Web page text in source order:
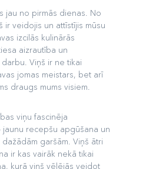
jau no pirmās dienas. No
ir veidojis un attīstījis mūsu
izcilās kulinārās
aizrautība un
Viņš ir ne tikai
jomas meistars, bet arī
draugs mums visiem.
viņu fascinēja
jaunu recepšu apgūšana un
garšām. Viņš ātri
ir kas vairāk nekā tikai
kurā viņš vēlējās veidot